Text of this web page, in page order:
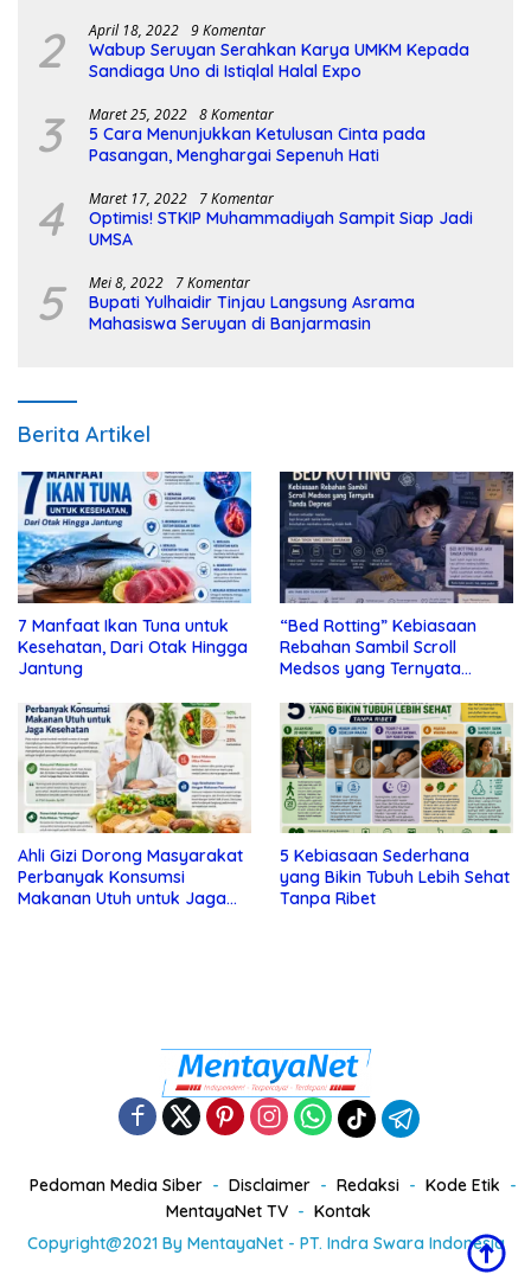
2 April 18, 2022 9 Komentar
Wabup Seruyan Serahkan Karya UMKM Kepada
Sandiaga Uno di Istiqlal Halal Expo
3 Maret 25, 2022 8 Komentar
5 Cara Menunjukkan Ketulusan Cinta pada
Pasangan, Menghargai Sepenuh Hati
4 Maret 17, 2022 7 Komentar
Optimis! STKIP Muhammadiyah Sampit Siap Jadi
UMSA
5 Mei 8, 2022 7 Komentar
Bupati Yulhaidir Tinjau Langsung Asrama
Mahasiswa Seruyan di Banjarmasin
Berita Artikel
7 Manfaat Ikan Tuna untuk
Kesehatan, Dari Otak Hingga
Jantung
“Bed Rotting” Kebiasaan
Rebahan Sambil Scroll
Medsos yang Ternyata
Ahli Gizi Dorong Masyarakat
Perbanyak Konsumsi
Makanan Utuh untuk Jaga
5 Kebiasaan Sederhana
yang Bikin Tubuh Lebih Sehat
Tanpa Ribet
Pedoman Media Siber Disclaimer Redaksi
Kode Etik
MentayaNet TV
Kontak
Copyright@2021 By MentayaNet - PT. Indra Swara Indonesia